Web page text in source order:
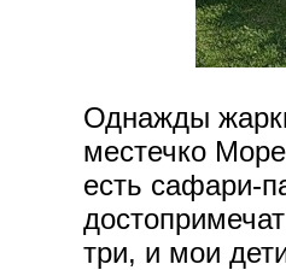
Однажды
местечко
есть сафари-
три, и мои